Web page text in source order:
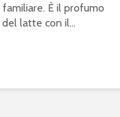
È il profumo
latte con il...